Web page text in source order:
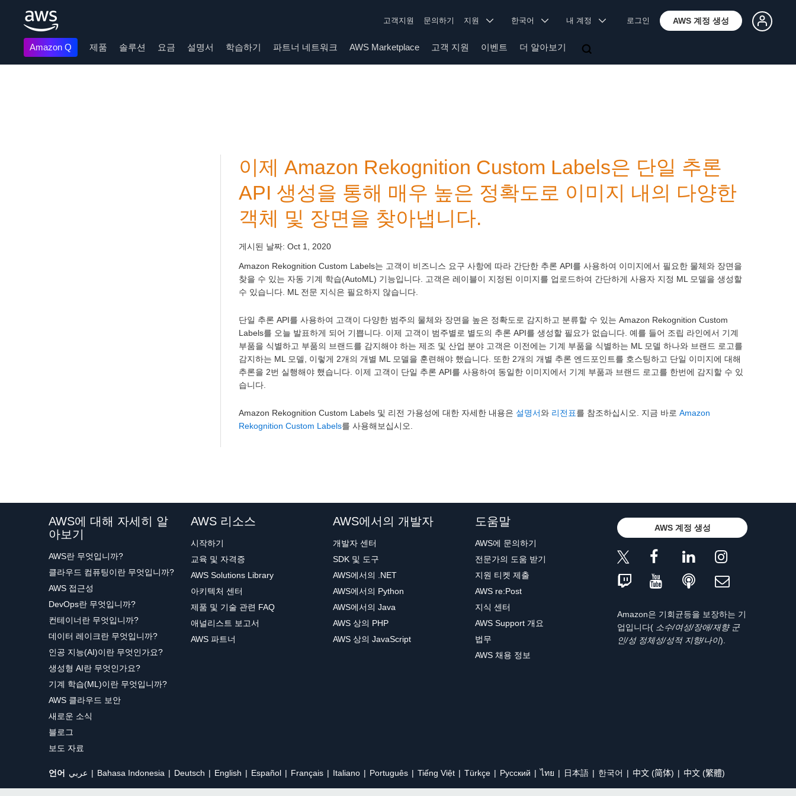
고객지원 문의하기 지원 한국어 내 계정 로그인 AWS 계정 생성
Amazon Q 제품 솔루션 요금 설명서 학습하기 파트너 네트워크 AWS Marketplace 고객 지원 이벤트 더 알아보기
이제 Amazon Rekognition Custom Labels은 단일 추론
API 생성을 통해 매우 높은 정확도로 이미지 내의 다양한
객체 및 장면을 찾아냅니다.
게시된 날짜: Oct 1, 2020
Amazon Rekognition Custom Labels는 고객이 비즈니스 요구 사항에 따라 간단한 추론 API를 사용하여 이미지에서 필요한 물체와 장면을
찾을 수 있는 자동 기계 학습(AutoML) 기능입니다. 고객은 레이블이 지정된 이미지를 업로드하여 간단하게 사용자 지정 ML 모델을 생성할
수 있습니다. ML 전문 지식은 필요하지 않습니다.
단일 추론 API를 사용하여 고객이 다양한 범주의 물체와 장면을 높은 정확도로 감지하고 분류할 수 있는 Amazon Rekognition Custom
Labels를 오늘 발표하게 되어 기쁩니다. 이제 고객이 범주별로 별도의 추론 API를 생성할 필요가 없습니다. 예를 들어 조립 라인에서 기계
부품을 식별하고 부품의 브랜드를 감지해야 하는 제조 및 산업 분야 고객은 이전에는 기계 부품을 식별하는 ML 모델 하나와 브랜드 로고를
감지하는 ML 모델, 이렇게 2개의 개별 ML 모델을 훈련해야 했습니다. 또한 2개의 개별 추론 엔드포인트를 호스팅하고 단일 이미지에 대해
추론을 2번 실행해야 했습니다. 이제 고객이 단일 추론 API를 사용하여 동일한 이미지에서 기계 부품과 브랜드 로고를 한번에 감지할 수 있
습니다.
Amazon Rekognition Custom Labels 및 리전 가용성에 대한 자세한 내용은 설명서와 리전표를 참조하십시오. 지금 바로 Amazon
Rekognition Custom Labels를 사용해보십시오.
AWS에 대해 자세히 알
아보기
AWS란 무엇입니까?
클라우드 컴퓨팅이란 무엇입니까?
AWS 접근성
DevOps란 무엇입니까?
컨테이너란 무엇입니까?
데이터 레이크란 무엇입니까?
인공 지능(AI)이란 무엇인가요?
생성형 AI란 무엇인가요?
기계 학습(ML)이란 무엇입니까?
AWS 클라우드 보안
새로운 소식
블로그
보도 자료
AWS 리소스
시작하기
교육 및 자격증
AWS Solutions Library
아키텍처 센터
제품 및 기술 관련 FAQ
애널리스트 보고서
AWS 파트너
AWS에서의 개발자
개발자 센터
SDK 및 도구
AWS에서의 .NET
AWS에서의 Python
AWS에서의 Java
AWS 상의 PHP
AWS 상의 JavaScript
도움말
AWS에 문의하기
전문가의 도움 받기
지원 티켓 제출
AWS re:Post
지식 센터
AWS Support 개요
법무
AWS 채용 정보
AWS 계정 생성
Amazon은 기회균등을 보장하는 기
업입니다( 소수/여성/장애/재향 군
인/성 정체성/성적 지향/나이).
언어 عربي Bahasa Indonesia Deutsch English Español Français Italiano Português Tiếng Việt Türkçe Ρусский ไทย 日本語 한국어 中文 (简体) 中文 (繁體)